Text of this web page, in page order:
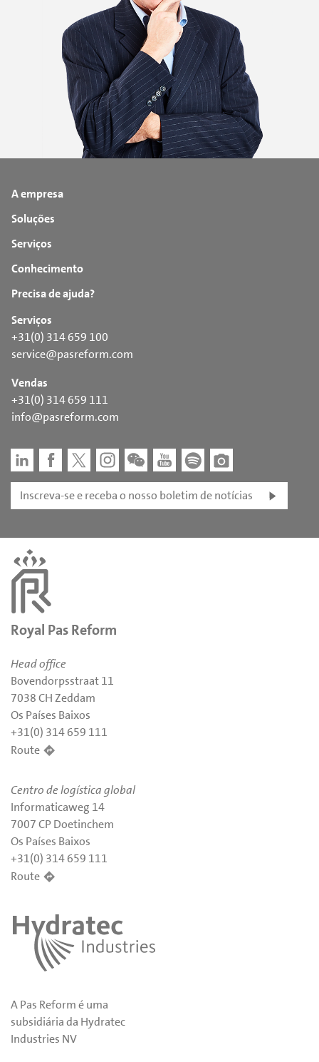
A empresa
Soluções
Serviços
Conhecimento
Precisa de ajuda?
Serviços
+31(0) 314 659 100
service@pasreform.com
Vendas
+31(0) 314 659 111
info@pasreform.com
Inscreva-se e receba o nosso boletim de notícias
Royal Pas Reform
Head office
Bovendorpsstraat 11
7038 CH Zeddam
Os Países Baixos
+31(0) 314 659 111
Route
Centro de logística global
Informaticaweg 14
7007 CP Doetinchem
Os Países Baixos
+31(0) 314 659 111
Route
A Pas Reform é uma
subsidiária da Hydratec
Industries NV